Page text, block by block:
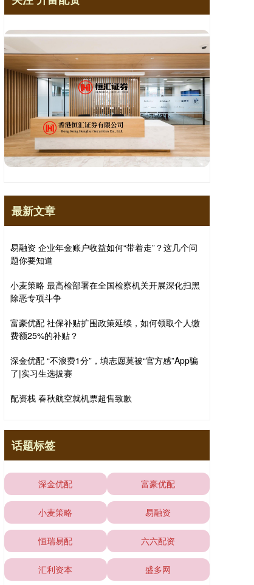
最新文章
易融资 企业年金账户收益如何“带着走”？这几个问
题你要知道
小麦策略 最高检部署在全国检察机关开展深化扫黑
除恶专项斗争
富豪优配 社保补贴扩围政策延续，如何领取个人缴
费额25%的补贴？
深金优配 “不浪费1分”，填志愿莫被“官方感”App骗
了|实习生选拔赛
配资栈 春秋航空就机票超售致歉
话题标签
深金优配 富豪优配
小麦策略 易融资
恒瑞易配 六六配资
汇利资本 盛多网